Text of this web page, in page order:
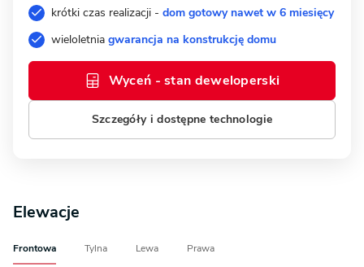
krótki czas realizacji - dom gotowy nawet w 6 miesięcy
wieloletnia gwarancja na konstrukcję domu
Szczegóły i dostępne technologie
Wyceń - stan deweloperski
Elewacje
Frontowa Tylna Lewa Prawa